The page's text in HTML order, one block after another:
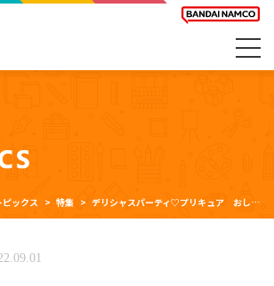
ピックス 特集 デリシャスパーティ♡プリキュア おしゃれファッションコンテスト9月受賞者発表！